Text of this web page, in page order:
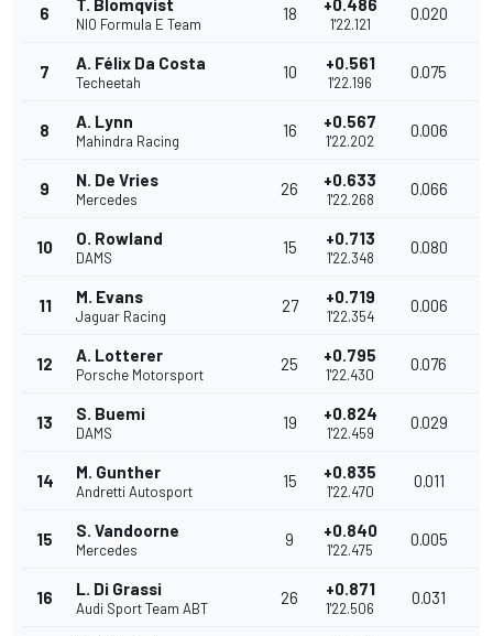
6 T. Blomqvist
NIO Formula E Team
18 +0.486
1'22.121
0.020
7 A. Félix Da Costa
Techeetah
10 +0.561
1'22.196
0.075
8 A. Lynn
Mahindra Racing
16 +0.567
1'22.202
0.006
9 N. De Vries
Mercedes
26 +0.633
1'22.268
0.066
10 O. Rowland
DAMS
15 +0.713
1'22.348
0.080
11 M. Evans
Jaguar Racing
27 +0.719
1'22.354
0.006
12 A. Lotterer
Porsche Motorsport
25 +0.795
1'22.430
0.076
13 S. Buemi
DAMS
19 +0.824
1'22.459
0.029
14 M. Gunther
Andretti Autosport
15 +0.835
1'22.470
0.011
15 S. Vandoorne
Mercedes
9 +0.840
1'22.475
0.005
16 L. Di Grassi
Audi Sport Team ABT
26 +0.871
1'22.506
0.031